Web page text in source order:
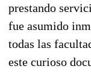
prestando
fue asumido
todas las
este curioso